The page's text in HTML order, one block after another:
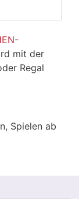
mit der
Regal
Spielen ab